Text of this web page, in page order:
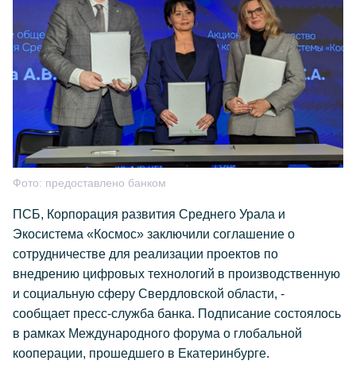
Фото: предоставлено банком
ПСБ, Корпорация развития Среднего Урала и
Экосистема «Космос» заключили соглашение о
сотрудничестве для реализации проектов по
внедрению цифровых технологий в производственную
и социальную сферу Свердловской области, -
сообщает пресс-служба банка. Подписание состоялось
в рамках Международного форума о глобальной
кооперации, прошедшего в Екатеринбурге.